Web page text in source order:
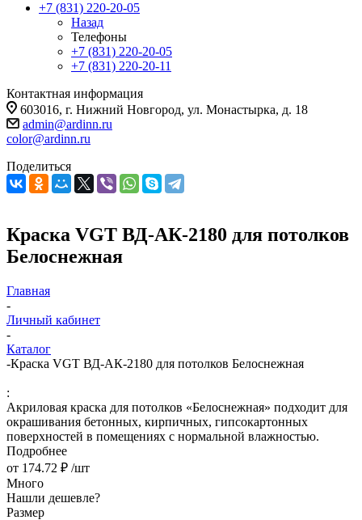
+7 (831) 220-20-05
Назад
Телефоны
+7 (831) 220-20-05
+7 (831) 220-20-11
Контактная информация
603016, г. Нижний Новгород, ул. Монастырка, д. 18
admin@ardinn.ru
color@ardinn.ru
Поделиться
Краска VGT ВД-АК-2180 для потолков
Белоснежная
Главная
-
Личный кабинет
-
Каталог
-Краска VGT ВД-АК-2180 для потолков Белоснежная
:
Акриловая краска для потолков «Белоснежная» подходит для
окрашивания бетонных, кирпичных, гипсокартонных
поверхностей в помещениях с нормальной влажностью.
Подробнее
от 174.72 ₽ /шт
Много
Нашли дешевле?
Размер